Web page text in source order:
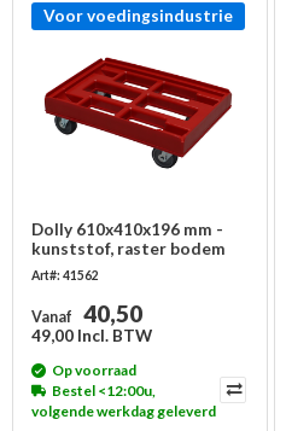
Voor voedingsindustrie
Dolly 610x410x196 mm -
kunststof, raster bodem
Art#: 41562
Vanaf 40,50
49,00 Incl. BTW
Op voorraad
Bestel <12:00u,
volgende werkdag geleverd